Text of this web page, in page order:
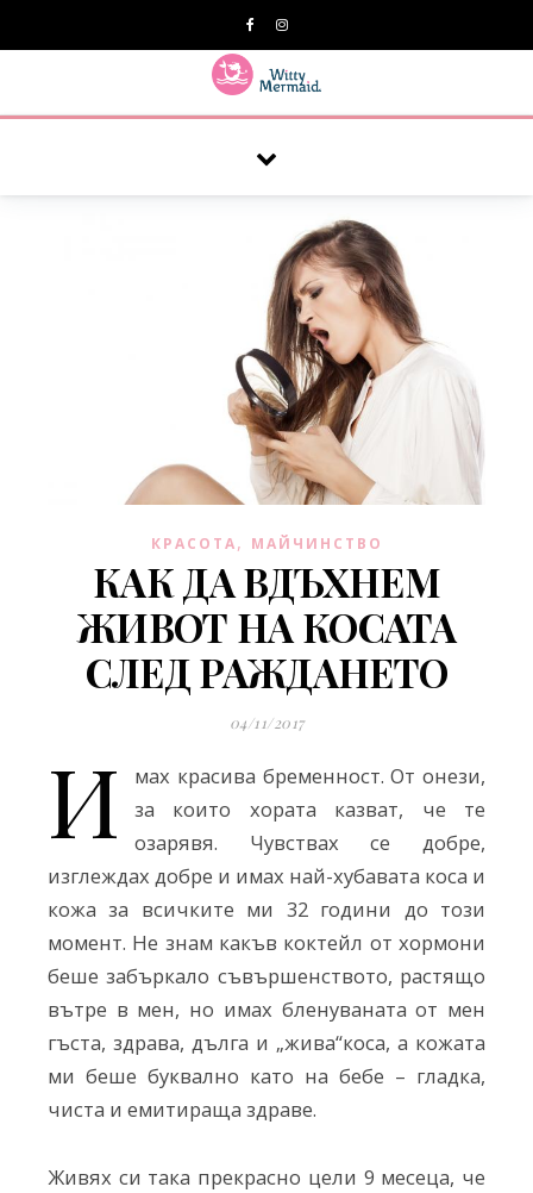
КРАСОТА, МАЙЧИНСТВО
КАК ДА ВДЪХНЕМ
ЖИВОТ НА КОСАТА
СЛЕД РАЖДАНЕТО
04/11/2017
И
мах красива бременност. От онези,
за които хората казват, че те
озарявя. Чувствах се добре,
изглеждах добре и имах най-хубавата коса и
кожа за всичките ми 32 години до този
момент. Не знам какъв коктейл от хормони
беше забъркало съвършенството, растящо
вътре в мен, но имах бленуваната от мен
гъста, здрава, дълга и „жива“коса, а кожата
ми беше буквално като на бебе – гладка,
чиста и емитираща здраве.
Живях си така прекрасно цели 9 месеца, че